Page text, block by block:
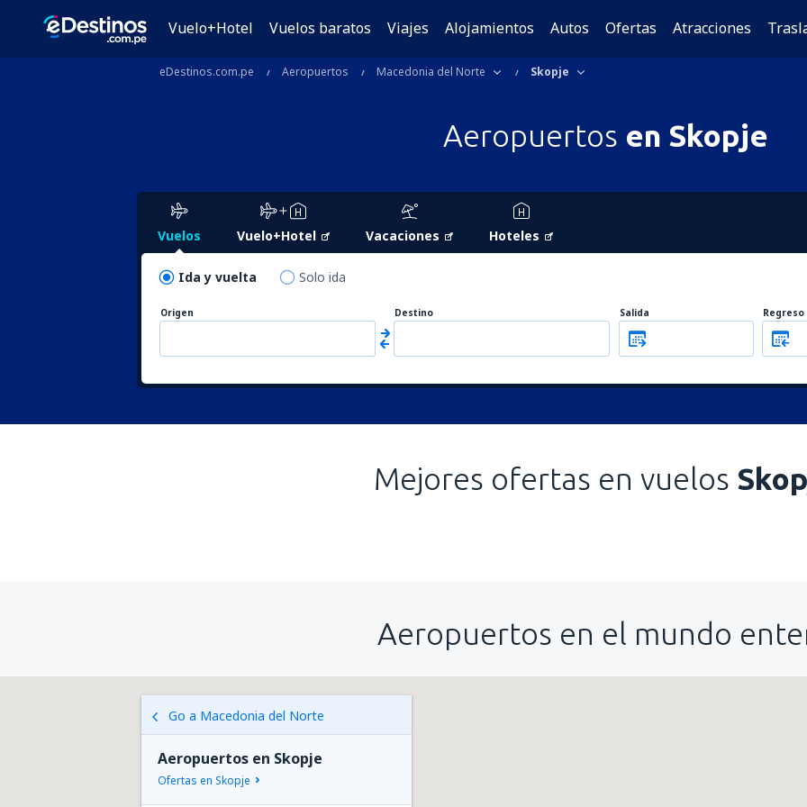
Vuelo+Hotel Vuelos baratos Viajes Alojamientos Autos Ofertas Atracciones
eDestinos.com.pe Aeropuertos Macedonia del Norte Skopje
Aeropuertos en Skopje
Vuelos Vuelo+Hotel Vacaciones Hoteles
Ida y vuelta Solo ida
Origen Destino Salida Regreso
Mejores ofertas en vuelos
Aeropuertos en el mundo
Go a Macedonia del Norte
Aeropuertos en Skopje
Ofertas en Skopje